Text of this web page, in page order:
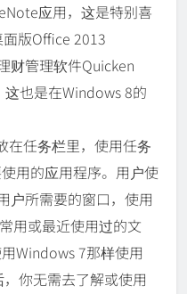
应用，这是特别喜
版Office 2013
财管理软件Quicken
也是在Windows 8的
在任务栏里，使用任务
用的应用程序。用户使
户所需要的窗口，使用
用或最近使用过的文
Windows 7那样使用
你无需去了解或使用